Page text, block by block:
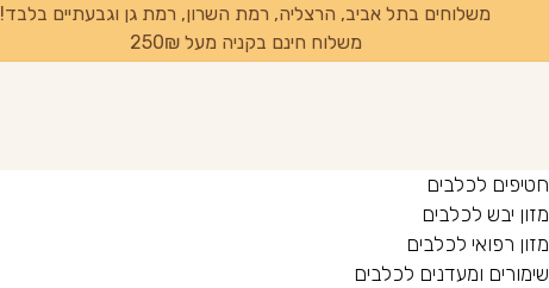
משלוחים בתל אביב, הרצליה, רמת השרון, רמת גן וגבעתיים בלבד!
משלוח חינם בקניה מעל 250₪
חטיפים לכלבים
מזון יבש לכלבים
מזון רפואי לכלבים
שימורים ומעדנים לכלבים